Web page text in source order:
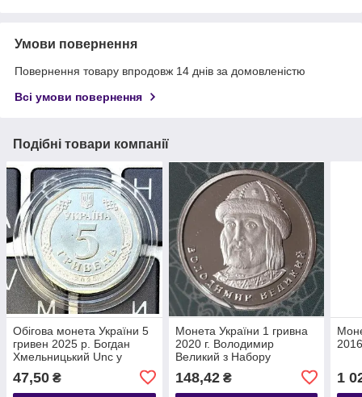
Умови повернення
Повернення товару впродовж 14 днів за домовленістю
Всі умови повернення
Подібні товари компанії
Обігова монета України 5
гривен 2025 р. Богдан
Хмельницький Unc у
47,50 ₴
Монета України 1 гривна
2020 г. Володимир
Великий з Набору
148,42₴ 1